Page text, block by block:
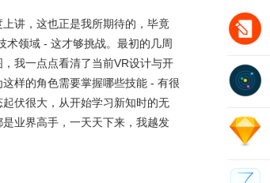
讲，这也正是我所期待的，毕竟
术领域 - 这才够挑战。最初的几周
我一点点看清了当前VR设计与开
样的角色需要掌握哪些技能 - 有很
伏很大，从开始学习新知时的无
业界高手，一天天下来，我越发